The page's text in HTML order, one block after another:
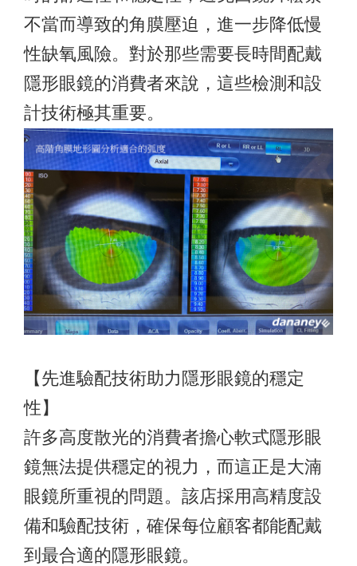
不當而導致的角膜壓迫，進一步降低慢
性缺氧風險。對於那些需要長時間配戴
隱形眼鏡的消費者來說，這些檢測和設
計技術極其重要。
【先進驗配技術助力隱形眼鏡的穩定
性】
許多高度散光的消費者擔心軟式隱形眼
鏡無法提供穩定的視力，而這正是大湳
眼鏡所重視的問題。該店採用高精度設
備和驗配技術，確保每位顧客都能配戴
到最合適的隱形眼鏡。